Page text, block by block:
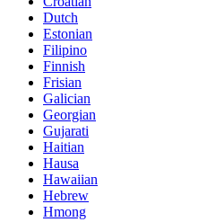
Dutch
Estonian
Filipino
Finnish
Frisian
Galician
Georgian
Gujarati
Haitian
Hausa
Hawaiian
Hebrew
Hmong